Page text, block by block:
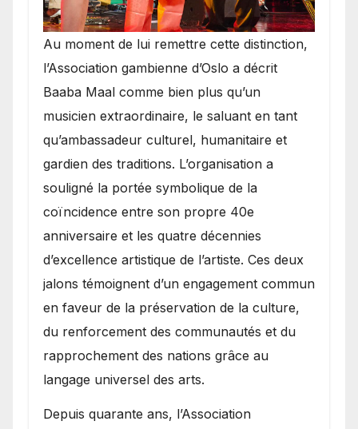
​Au moment de lui remettre cette distinction,
l’Association gambienne d’Oslo a décrit
Baaba Maal comme bien plus qu’un
musicien extraordinaire, le saluant en tant
qu’ambassadeur culturel, humanitaire et
gardien des traditions. L’organisation a
souligné la portée symbolique de la
coïncidence entre son propre 40e
anniversaire et les quatre décennies
d’excellence artistique de l’artiste. Ces deux
jalons témoignent d’un engagement commun
en faveur de la préservation de la culture,
du renforcement des communautés et du
rapprochement des nations grâce au
langage universel des arts.
​Depuis quarante ans, l’Association